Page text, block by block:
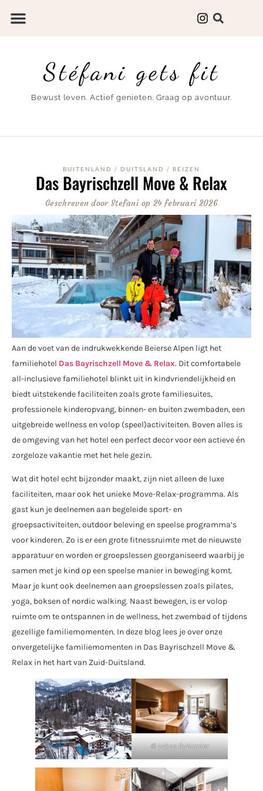
Stéfani gets fit
Bewust leven. Actief genieten. Graag op avontuur.
BUITENLAND / DUITSLAND / REIZEN
Das Bayrischzell Move & Relax
Geschreven doorStefani op 24 februari 2026
Aan de voet van de indrukwekkende Beierse Alpen ligt het
familiehotel Das Bayrischzell Move & Relax. Dit comfortabele
all-inclusieve familiehotel blinkt uit in kindvriendelijkheid en
biedt uitstekende faciliteiten zoals grote familiesuites,
professionele kinderopvang, binnen- en buiten zwembaden, een
uitgebreide wellness en volop (speel)activiteiten. Boven alles is
de omgeving van het hotel een perfect decor voor een actieve én
zorgeloze vakantie met het hele gezin.
Wat dit hotel echt bijzonder maakt, zijn niet alleen de luxe
faciliteiten, maar ook het unieke Move-Relax-programma. Als
gast kun je deelnemen aan begeleide sport- en
groepsactiviteiten, outdoor beleving en speelse programma’s
voor kinderen. Zo is er een grote fitnessruimte met de nieuwste
apparatuur en worden er groepslessen georganiseerd waarbij je
samen met je kind op een speelse manier in beweging komt.
Maar je kunt ook deelnemen aan groepslessen zoals pilates,
yoga, boksen of nordic walking. Naast bewegen, is er volop
ruimte om te ontspannen in de wellness, het zwembad of tijdens
gezellige familiemomenten. In deze blog lees je over onze
onvergetelijke familiemomenten in Das Bayrischzell Move &
Relax in het hart van Zuid-Duitsland.
©Lukas Rubisoier